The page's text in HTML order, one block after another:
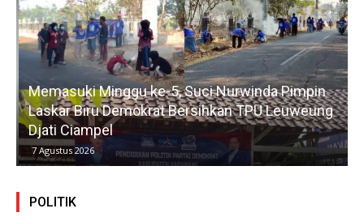
Memasuki Minggu ke-5, Suci Nurwinda Pimpin
Laskar Biru Demokrat Bersihkan TPU Leuweung
Djati Ciampel
7 Agustus 2026
POLITIK